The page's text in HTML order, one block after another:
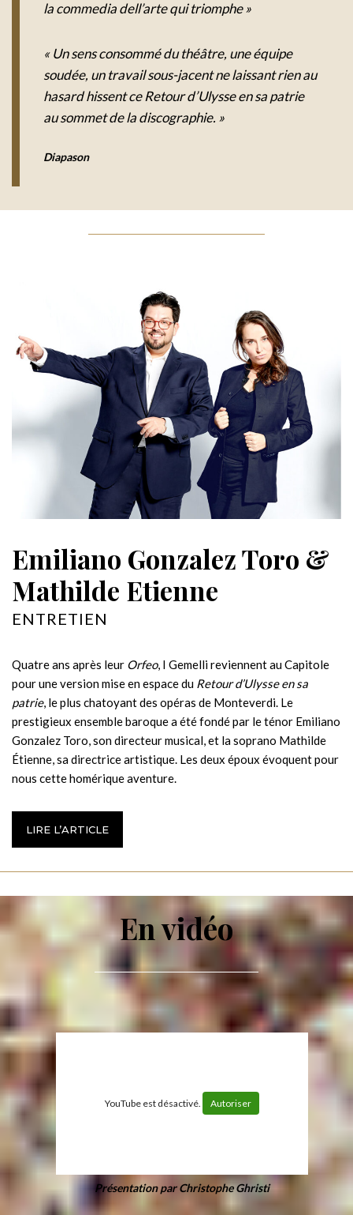
la commedia dell’arte qui triomphe »
« Un sens consommé du théâtre, une équipe
soudée, un travail sous-jacent ne laissant rien au
hasard hissent ce Retour d’Ulysse en sa patrie
au sommet de la discographie. »
Diapason
Emiliano Gonzalez Toro &
Mathilde Etienne
ENTRETIEN
Quatre ans après leur Orfeo, I Gemelli reviennent au Capitole
pour une version mise en espace du Retour d’Ulysse en sa
patrie, le plus chatoyant des opéras de Monteverdi. Le
prestigieux ensemble baroque a été fondé par le ténor Emiliano
Gonzalez Toro, son directeur musical, et la soprano Mathilde
Étienne, sa directrice artistique. Les deux époux évoquent pour
nous cette homérique aventure.
LIRE L’ARTICLE
En vidéo
YouTube est désactivé. Autoriser
Présentation par Christophe Ghristi